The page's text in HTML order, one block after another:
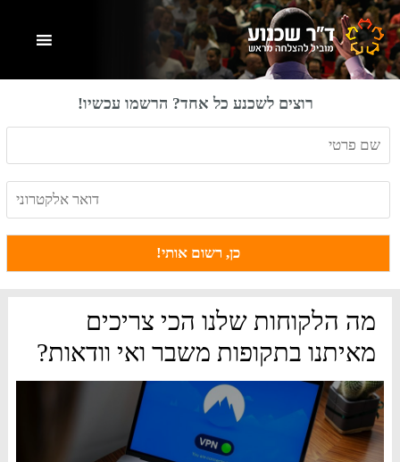
Skip
to
main
Skip
to
primary
Skip
to
footer
רוצים לשכנע כל אחד? הרשמו עכשיו!
מה הלקוחות שלנו הכי צריכים
מאיתנו בתקופות משבר ואי וודאות?